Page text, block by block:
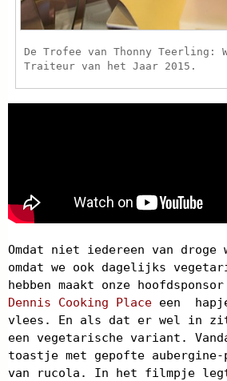
De Trofee van Thonny Teerling:
Traiteur van het Jaar 2015.
Omdat niet iedereen van droge
omdat we ook dagelijks
hebben maakt onze
Dennis Cooking Place een
vlees. En als dat er wel in
een vegetarische variant.
toastje met gepofte aubergine-
van rucola. In het filmpje